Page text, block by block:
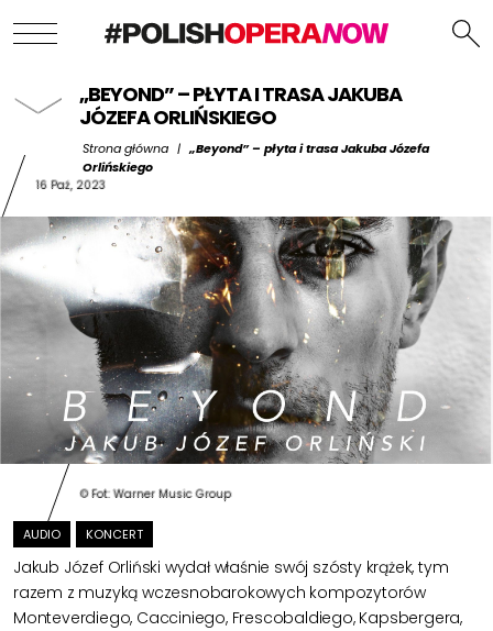
„BEYOND” – PŁYTA I TRASA JAKUBA
JÓZEFA ORLIŃSKIEGO
Strona główna | „Beyond” – płyta i trasa Jakuba Józefa
Orlińskiego
16 Paź, 2023
© Fot: Warner Music Group
AUDIO KONCERT
Jakub Józef Orliński wydał właśnie swój szósty krążek, tym
razem z muzyką wczesnobarokowych kompozytorów
Monteverdiego, Cacciniego, Frescobaldiego, Kapsbergera,